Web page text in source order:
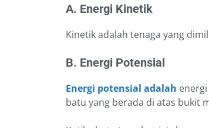
A. Energi Kinetik
Kinetik adalah tenaga yang
B. Energi Potensial
Energi potensial adalah
batu yang berada di atas bukit